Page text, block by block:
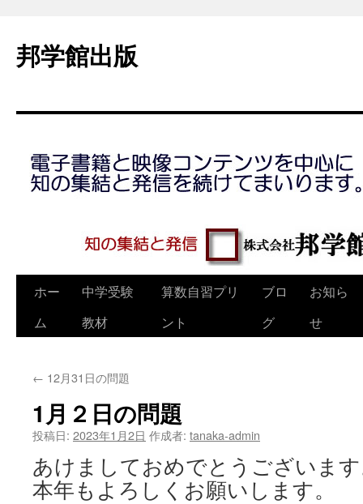
テ
ン
ス
邦学館出版
ホー
ム
中学受験
教材
算数自習プリ
ント
ブロ
グ
お知ら
せ
← 12月31日の問題
1月２日の問題
投稿日: 2023年1月2日 作成者: tanaka-admin
あけましておめでとうございま
本年もよろしくお願いします。